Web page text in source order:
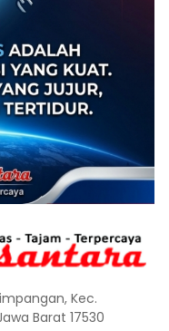
Kec.
Barat 17530